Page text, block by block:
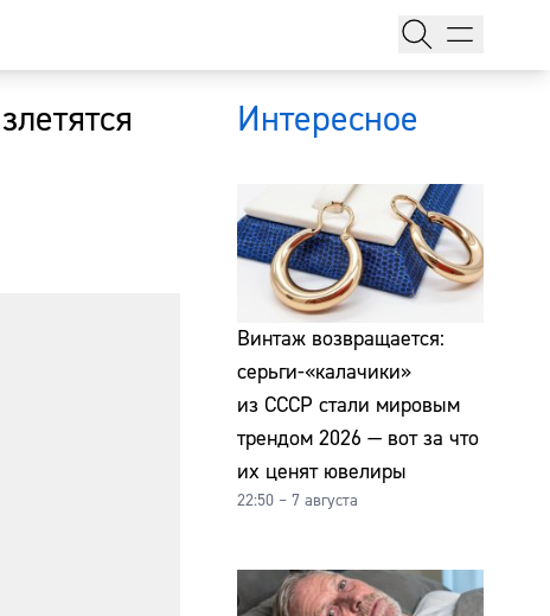
Интересное
Винтаж возвращается:
серьги-«калачики»
из СССР стали мировым
трендом 2026 — вот за что
их ценят ювелиры
22:50 – 7 августа